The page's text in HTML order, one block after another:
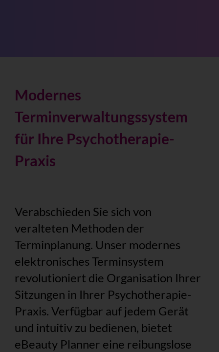
Modernes
Terminverwaltungssystem
für Ihre Psychotherapie-
Praxis
Verabschieden Sie sich von
veralteten Methoden der
Terminplanung. Unser modernes
elektronisches Terminsystem
revolutioniert die Organisation Ihrer
Sitzungen in Ihrer Psychotherapie-
Praxis. Verfügbar auf jedem Gerät
und intuitiv zu bedienen, bietet
eBeauty Planner eine reibungslose